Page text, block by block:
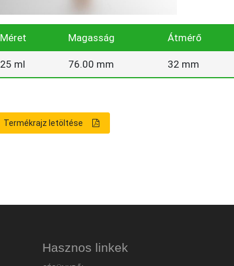
Méret Magasság Átmérő
25 ml 76.00 mm 32 mm
Termékrajz letöltése
Hasznos linkek